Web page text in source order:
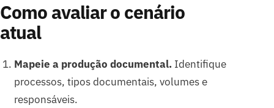
Como avaliar o cenário
atual
Mapeie a produção documental. Identifique
processos, tipos documentais, volumes e
responsáveis.